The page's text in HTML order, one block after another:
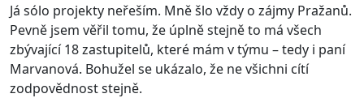
Já sólo projekty neřeším. Mně šlo vždy o zájmy Pražanů.
Pevně jsem věřil tomu, že úplně stejně to má všech
zbývající 18 zastupitelů, které mám v týmu – tedy i paní
Marvanová. Bohužel se ukázalo, že ne všichni cítí
zodpovědnost stejně.